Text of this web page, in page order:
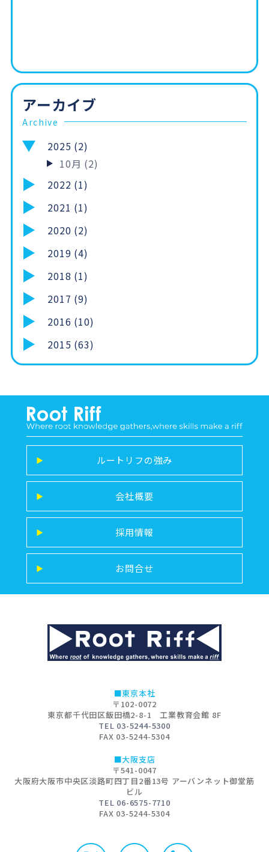
アーカイブ
Archive
2025 (2)
10月 (2)
2022 (1)
2021 (1)
2020 (2)
2019 (4)
2018 (1)
2017 (9)
2016 (10)
2015 (63)
▶ ルートリフの強み
▶ 会社概要
▶ 採用情報
▶ お問合せ
■東京本社
〒102-0072
東京都千代田区飯田橋2-8-1 工業教育会館 8F
TEL 03-5244-5300
FAX 03-5244-5304
■大阪支店
〒541-0047
大阪府大阪市中央区淡路町四丁目2番13号 アーバンネット御堂筋
ビル
TEL 06-6575-7710
FAX 03-5244-5304